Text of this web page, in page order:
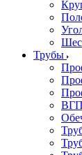
Трубы
ВГП